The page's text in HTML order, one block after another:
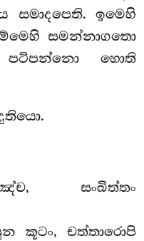
සමාදපෙති. ඉමෙහි
සමන්නාගතො
හොති
සංඛිත්තං
කූටං, චත්තාරොපි